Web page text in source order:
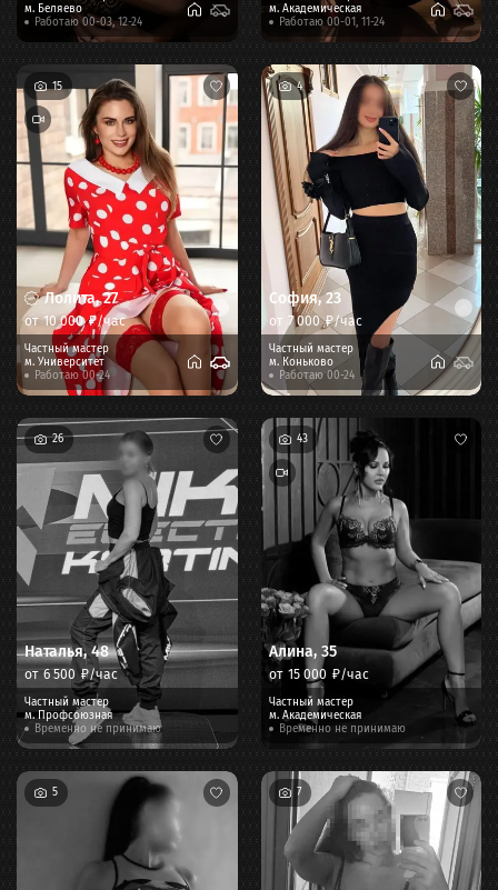
м. Беляево
Работаю 00-03, 12-24
м. Академическая
Работаю 00-01, 11-24
Лолита,27
от10 000₽/час
Частный мастер
м. Университет
Работаю 00-24
15
София,23
от 7 000₽/час
Частный мастер
м. Коньково
Работаю 00-24
4
Наталья,48
от 6 500₽/час
Частный мастер
м.Профсоюзная
Временно не принимаю
26
Алина, 35
от 15 000 ₽/час
Частный мастер
м. Академическая
Временно не принимаю
43
5 7